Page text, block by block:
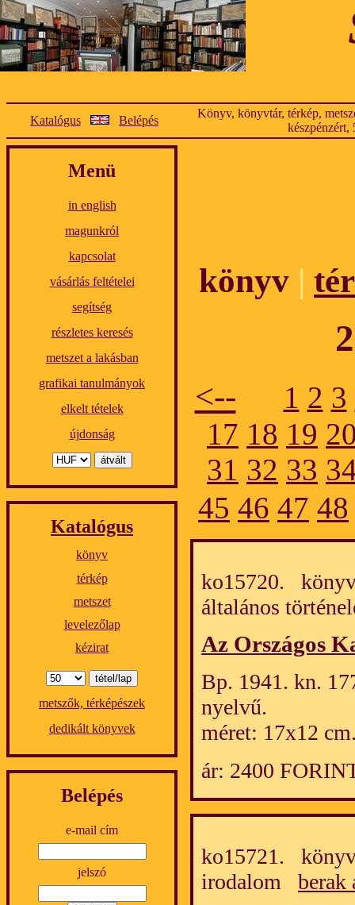
Katalógus Belépés
Könyv, könyvtár, térkép,
készpénzért,
Menü
in english
magunkról
kapcsolat
vásárlás feltételei
segítség
részletes keresés
metszet a lakásban
grafikai tanulmányok
elkelt tételek
újdonság
Katalógus
könyv
térkép
metszet
levelezőlap
kézirat
metszők, térképészek
dedikált könyvek
Belépés
e-mail cím
jelszó
könyv |
<-- 1 2 3
17 18 19
31 32 33
45 46 47 48
ko15720.
általános
Az Országos
Bp. 1941. kn.
nyelvű.
méret: 17x12
ár: 2400
ko15721.
irodalom berak